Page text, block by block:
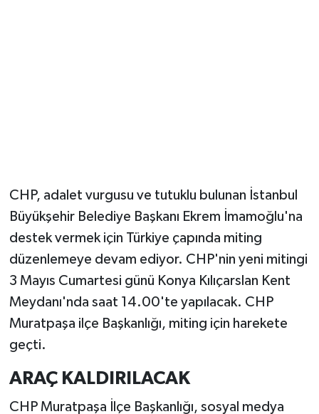
CHP, adalet vurgusu ve tutuklu bulunan İstanbul
Büyükşehir Belediye Başkanı Ekrem İmamoğlu'na
destek vermek için Türkiye çapında miting
düzenlemeye devam ediyor. CHP'nin yeni mitingi
3 Mayıs Cumartesi günü Konya Kılıçarslan Kent
Meydanı'nda saat 14.00'te yapılacak. CHP
Muratpaşa ilçe Başkanlığı, miting için harekete
geçti.
ARAÇ KALDIRILACAK
CHP Muratpaşa İlçe Başkanlığı, sosyal medya